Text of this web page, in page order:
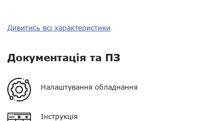
Потужність 1, 4 Вт
Орієнтовна дальність у
місті
Орієнтовна дальність у
Дивитись всі характеристики
Документація та ПЗ
Налаштування обладнання
Інструкція